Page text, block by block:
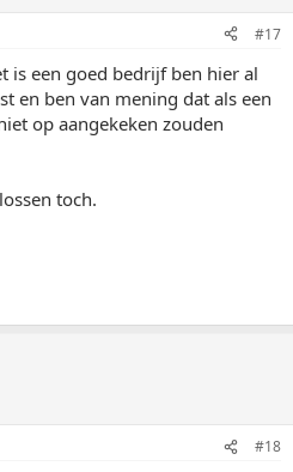
#17
is een goed bedrijf ben hier al
en ben van mening dat als een
op aangekeken zouden
toch.
#18